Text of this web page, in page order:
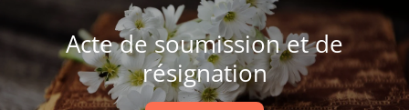
Acte de soumission et de
résignation